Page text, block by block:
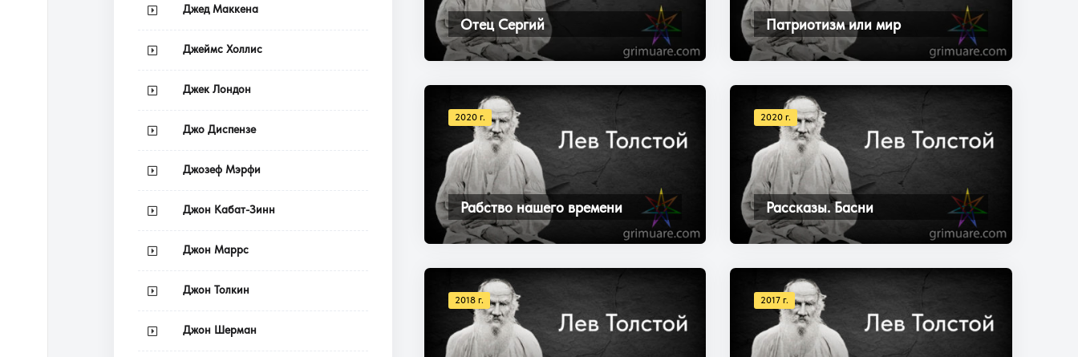
Отец Сергий Патриотизм или мир
2020 г.
Рабство нашего времени
2020 г.
Рассказы. Басни
2018 г. 2017 г.
Джед Маккена
Джеймс Холлис
Джек Лондон
Джо Диспензе
Джозеф Мэрфи
Джон Кабат-Зинн
Джон Маррс
Джон Толкин
Джон Шерман